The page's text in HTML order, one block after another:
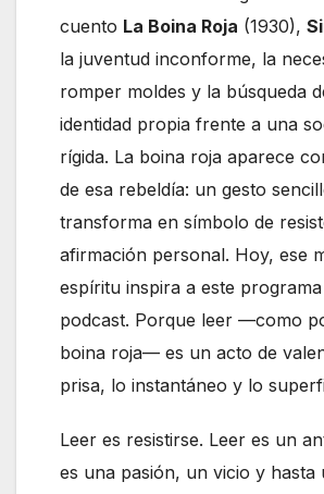
cuento La Boina Roja (1930),
la juventud inconforme, la
romper moldes y la búsqueda
identidad propia frente a una
rígida. La boina roja aparece
de esa rebeldía: un gesto
transforma en símbolo de
afirmación personal. Hoy, ese
espíritu inspira a este
podcast. Porque leer —como
boina roja— es un acto de
prisa, lo instantáneo y lo
Leer es resistirse. Leer es un
es una pasión, un vicio y hasta